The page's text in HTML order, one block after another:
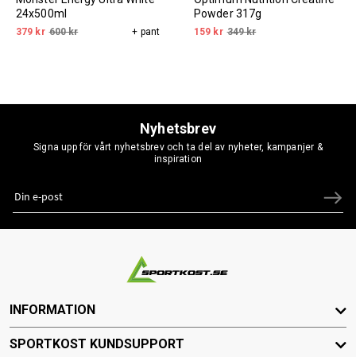
24x500ml
379 kr 600 kr + pant
Powder 317g
159 kr 349 kr
Nyhetsbrev
Signa upp för vårt nyhetsbrev och ta del av nyheter, kampanjer &
inspiration
INFORMATION
SPORTKOST KUNDSUPPORT